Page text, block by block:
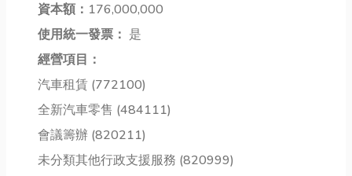
呢？這其實...
些超實用的方
法可...
資本額： 176,000,000
使用統一發票： 是
經營項目：
汽車租賃 (772100)
全新汽車零售 (484111)
會議籌辦 (820211)
未分類其他行政支援服務 (820999)